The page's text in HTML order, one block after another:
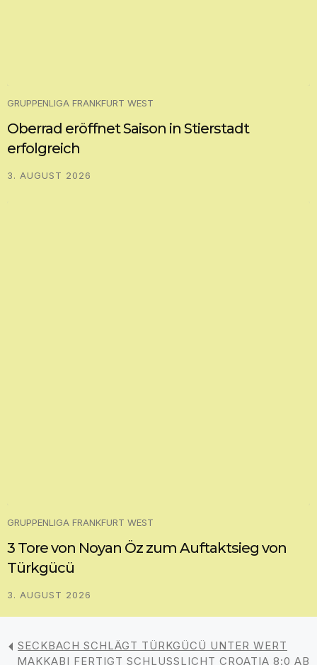
GRUPPENLIGA FRANKFURT WEST
Oberrad eröffnet Saison in Stierstadt
erfolgreich
3. AUGUST 2026
GRUPPENLIGA FRANKFURT WEST
3 Tore von Noyan Öz zum Auftaktsieg von
Türkgücü
3. AUGUST 2026
SECKBACH SCHLÄGT TÜRKGÜCÜ UNTER WERT
MAKKABI FERTIGT SCHLUSSLICHT CROATIA 8:0 AB